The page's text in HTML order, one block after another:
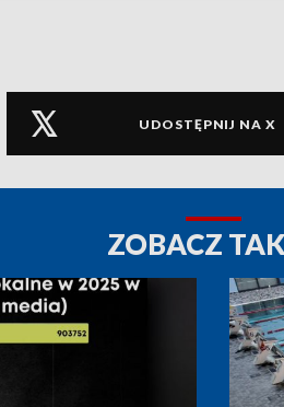
UDOSTĘPNIJ NA X
ZOBACZ